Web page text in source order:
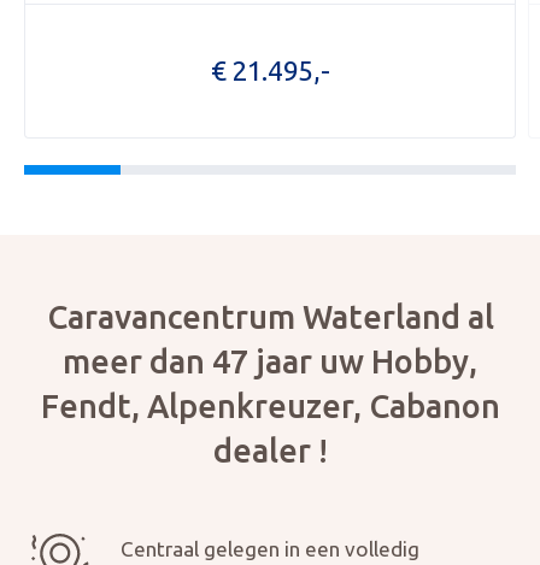
€ 21.495,-
Caravancentrum Waterland al
meer dan 47 jaar uw Hobby,
Fendt, Alpenkreuzer, Cabanon
dealer !
Centraal gelegen in een volledig